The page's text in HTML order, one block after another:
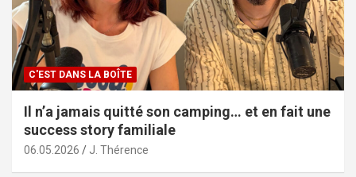
C'EST DANS LA BOÎTE
Il n’a jamais quitté son camping… et en fait une
success story familiale
06.05.2026 J. Thérence